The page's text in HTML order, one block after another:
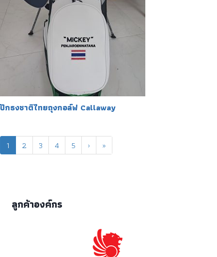
ปักธงชาติไทยถุงกอล์ฟ Callaway
1 2 3 4 5 › »
ลูกค้าองค์กร